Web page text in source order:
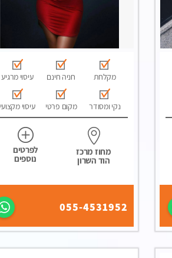
מקלחת חניה חינם עיסוי מרגיע
נקי ומסודר מקום פרטי עיסוי מקצועי
מחוז מרכז
הוד השרון
לפרטים
נוספים
055-4531952